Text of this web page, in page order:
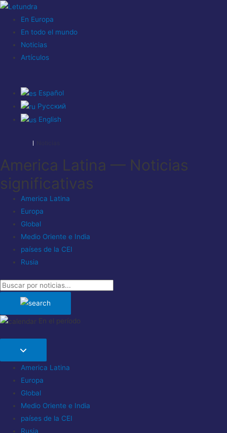
En Europa
En todo el mundo
Noticias
Artículos
Español
Русский
English
America Latina — Noticias
significativas
America Latina
Europa
Global
Medio Oriente e India
países de la CEI
Rusia
En el período
America Latina
Europa
Global
Medio Oriente e India
países de la CEI
Rusia